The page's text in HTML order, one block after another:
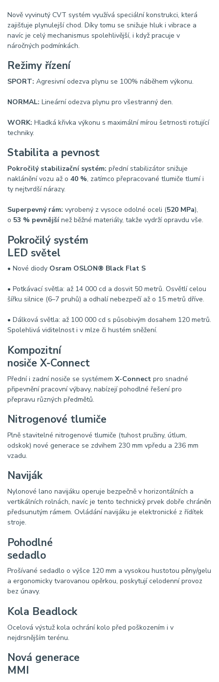
Nově vyvinutý CVT systém využívá speciální konstrukci, která
zajišťuje plynulejší chod. Díky tomu se snižuje hluk i vibrace a
navíc je celý mechanismus spolehlivější, i když pracuje v
náročných podmínkách.
Režimy řízení
SPORT: Agresivní odezva plynu se 100% náběhem výkonu.
NORMAL: Lineární odezva plynu pro všestranný den.
WORK: Hladká křivka výkonu s maximální mírou šetrnosti rotující
techniky.
Stabilita a pevnost
Pokročilý stabilizační systém: přední stabilizátor snižuje
naklánění vozu až o 40 %, zatímco přepracované tlumiče tlumí i
ty nejtvrdší nárazy.
Superpevný rám: vyrobený z vysoce odolné oceli (520 MPa),
o 53 % pevnějšínež běžné materiály, takže vydrží opravdu vše.
Pokročilý systém
LED světel
• Nové diody Osram OSLON® Black Flat S
• Potkávací světla: až 14 000 cd a dosvit 50 metrů. Osvětlí celou
šířku silnice (6–7 pruhů) a odhalí nebezpečí až o 15 metrů dříve.
• Dálková světla: až 100 000 cd s působivým dosahem 120 metrů.
Spolehlivá viditelnost i v mlze či hustém sněžení.
Kompozitní
nosiče X-Connect
Přední i zadní nosiče se systémem X-Connect pro snadné
připevnění pracovní výbavy, nabízejí pohodlné řešení pro
přepravu různých předmětů.
Nitrogenové tlumiče
Plně stavitelné nitrogenové tlumiče (tuhost pružiny, útlum,
odskok) nové generace se zdvihem 230 mm vpředu a 236 mm
vzadu.
Naviják
Nylonové lano navijáku operuje bezpečně v horizontálních a
vertikálních rolnách, navíc je tento technický prvek dobře chráněn
předsunutým rámem. Ovládání navijáku je elektronické z řídítek
stroje.
Pohodlné
sedadlo
Prošívané sedadlo o výšce 120 mm a vysokou hustotou pěny/gelu
a ergonomicky tvarovanou opěrkou, poskytují celodenní provoz
bez únavy.
Kola Beadlock
Ocelová výstuž kola ochrání kolo před poškozením i v
nejdrsnějším terénu.
Nová generace
MMI